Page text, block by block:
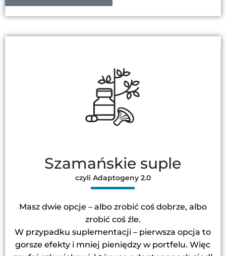
Szamańskie suple
czyli Adaptogeny 2.0
Masz dwie opcje – albo zrobić coś dobrze, albo
zrobić coś źle.
W przypadku suplementacji – pierwsza opcja to
gorsze efekty i mniej pieniędzy w portfelu. Więc